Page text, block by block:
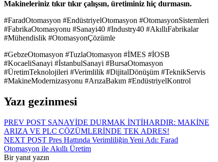
Makineleriniz tıkır tıkır çalışsın, üretiminiz hiç durmasın.
#FaradOtomasyon #EndüstriyelOtomasyon #OtomasyonSistemleri
#FabrikaOtomasyonu #Sanayi40 #Industry40 #AkıllıFabrikalar
#Mühendislik #OtomasyonÇözümle
#GebzeOtomasyon #TuzlaOtomasyon #İMES #İOSB
#KocaeliSanayi #İstanbulSanayi #BursaOtomasyon
#ÜretimTeknolojileri #Verimlilik #DijitalDönüşüm #TeknikServis
#MakineModernizasyonu #ArızaBakım #EndüstriyelKontrol
Yazı gezinmesi
PREV POST SANAYİDE DURMAK İNTİHARDIR: MAKİNE
ARIZA VE PLC ÇÖZÜMLERİNDE TEK ADRES!
NEXT POST Pres Hattında Verimliliğin Yeni Adı: Farad
Otomasyon ile Akıllı Üretim
Bir yanıt yazın